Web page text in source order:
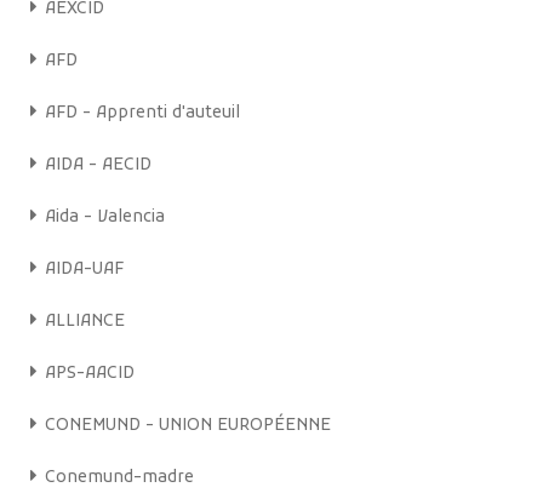
AEXCID
AFD
AFD - Apprenti d'auteuil
AIDA - AECID
Aida - Valencia
AIDA-UAF
ALLIANCE
APS-AACID
CONEMUND - UNION EUROPÉENNE
Conemund-madre